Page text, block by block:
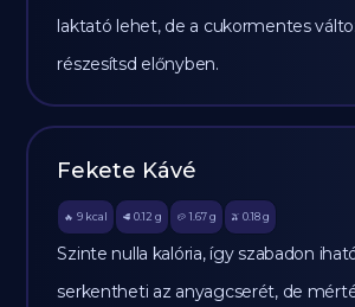
laktató lehet, de a cukormentes
részesítsd előnyben.
Fekete Kávé
🔥 9 kcal 🥩 0.12 g 🥔 1.67g 🫒 0.18 g
Szinte nulla kalória, így szabadon
serkentheti az anyagcserét, de